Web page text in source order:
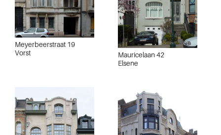
Meyerbeerstraat 19
Vorst
Mauricelaan 42
Elsene